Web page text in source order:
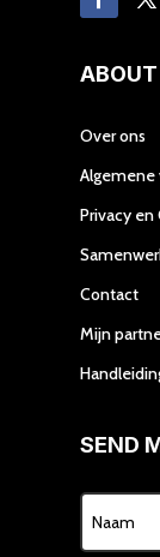
ABOUT
Over ons
Algemene
Privacy en
Contact
Mijn
SEND